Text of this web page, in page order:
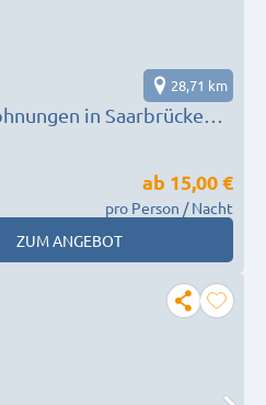
in Saarbrücken
Einzelbetten, Küche,
28,71 km
ab 15,00 €
pro Person / Nacht
ZUM ANGEBOT